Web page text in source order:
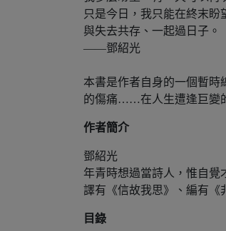
只是今日，我只能在終末盼
與失去共存、一起過日子。
——鄧紹光
本書是作者自身的一個暫時
的傷痛……在人生遭逢巨變
作者簡介
鄧紹光
年青時想過當詩人，惟自覺
譯有《信故我思》、編有《
目錄